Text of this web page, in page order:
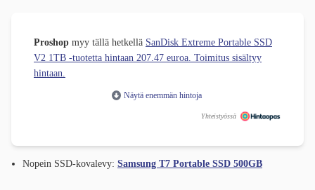
Proshop myy tällä hetkellä SanDisk Extreme Portable SSD
V2 1TB -tuotetta hintaan 207.47 euroa. Toimitus sisältyy
hintaan.
Näytä enemmän hintoja
Yhteistyössä
Nopein SSD-kovalevy: Samsung T7 Portable SSD 500GB